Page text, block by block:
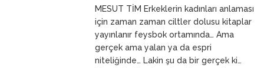
ANNEMMESUT TİM Erkeklerin kadınları anlaması
için zaman zaman ciltler dolusu kitaplar
yayınlanır feysbok ortamında… Ama
gerçek ama yalan ya da espri
niteliğinde… Lakin şu da bir gerçek ki…